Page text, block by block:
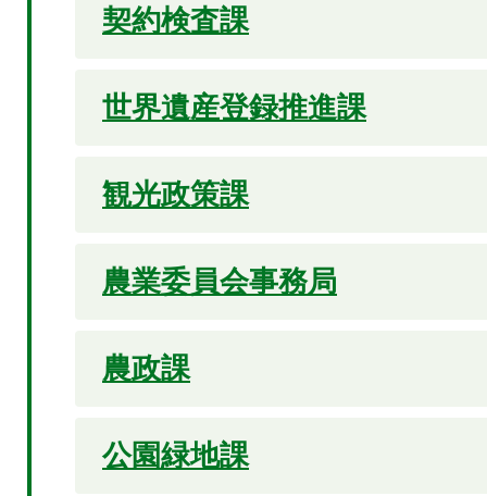
契約検査課
世界遺産登録推進課
観光政策課
農業委員会事務局
農政課
公園緑地課